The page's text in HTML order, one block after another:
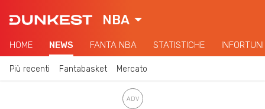
NBA
HOME NEWS FANTA NBA STATISTICHE INFORTUNI
Più recenti Fantabasket Mercato